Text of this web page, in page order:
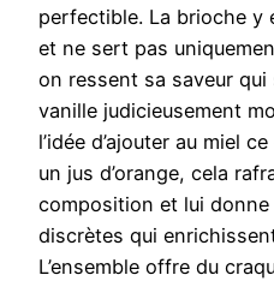
perfectible. La brioche y
et ne sert pas
on ressent sa saveur qui
vanille judicieusement
l’idée d’ajouter au miel
un jus d’orange, cela
composition et lui
discrètes qui
L’ensemble offre du